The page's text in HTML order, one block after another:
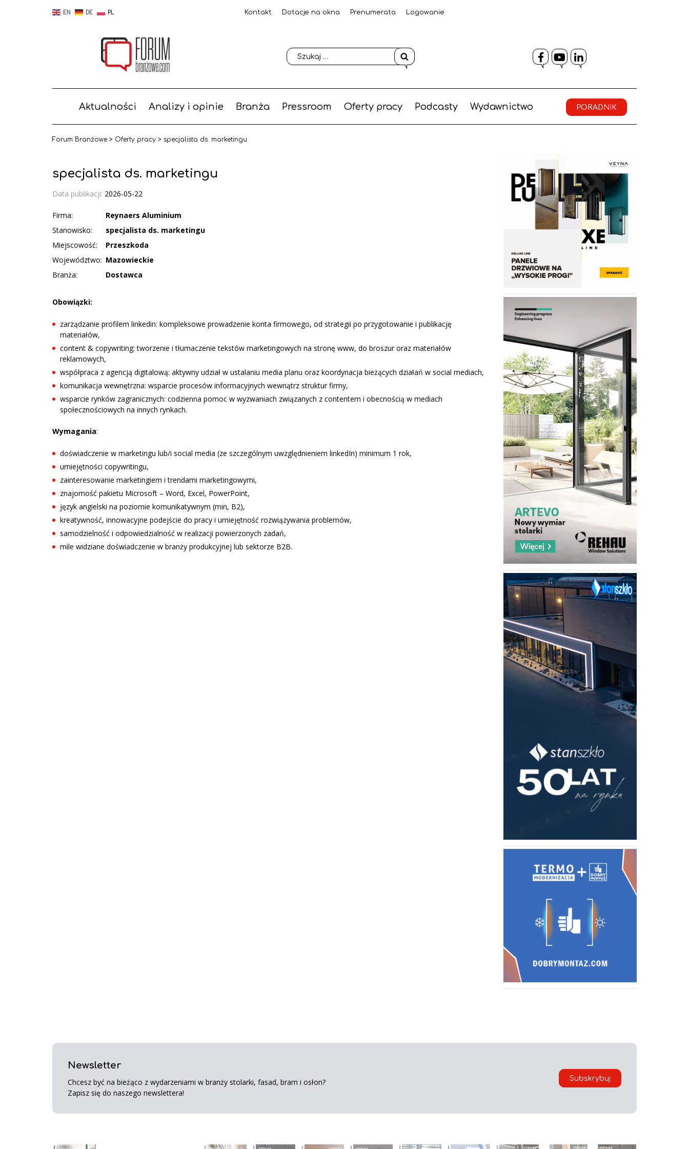
EN DE PL Kontakt Dotacje na okna Prenumerata Logowanie
Facebook
YouTube
LinkedIn
Aktualności Analizy i opinie Branża Pressroom Oferty pracy Podcasty Wydawnictwo PORADNIK
Forum Branżowe > Oferty pracy > specjalista ds. marketingu
specjalista ds. marketingu
Data publikacji: 2026-05-22
Firma:
Reynaers Aluminium
Stanowisko:
specjalista ds. marketingu
Miejscowość:
Przeszkoda
Województwo: Mazowieckie
Branża:
Dostawca
Obowiązki:
zarządzanie profilem linkedin: kompleksowe prowadzenie konta firmowego, od strategii po przygotowanie i publikację
materiałów,
content & copywriting: tworzenie i tłumaczenie tekstów marketingowych na stronę www, do broszur oraz materiałów
reklamowych,
współpraca z agencją digitalową: aktywny udział w ustalaniu media planu oraz koordynacja bieżących działań w social mediach,
komunikacja wewnętrzna: wsparcie procesów informacyjnych wewnątrz struktur firmy,
wsparcie rynków zagranicznych: codzienna pomoc w wyzwaniach związanych z contentem i obecnością w mediach
społecznościowych na innych rynkach.
Wymagania:
doświadczenie w marketingu lub/i social media (ze szczególnym uwzględnieniem linkedIn) minimum 1 rok,
umiejętności copywritingu,
zainteresowanie marketingiem i trendami marketingowymi,
znajomość pakietu Microsoft – Word, Excel, PowerPoint,
język angielski na poziomie komunikatywnym (min, B2),
kreatywność, innowacyjne podejście do pracy i umiejętność rozwiązywania problemów,
samodzielność i odpowiedzialność w realizacji powierzonych zadań,
mile widziane doświadczenie w branży produkcyjnej lub sektorze B2B.
Newsletter
Chcesz być na bieżąco z wydarzeniami w branży stolarki, fasad, bram i osłon?
Zapisz się do naszego newslettera!
Subskrybuj